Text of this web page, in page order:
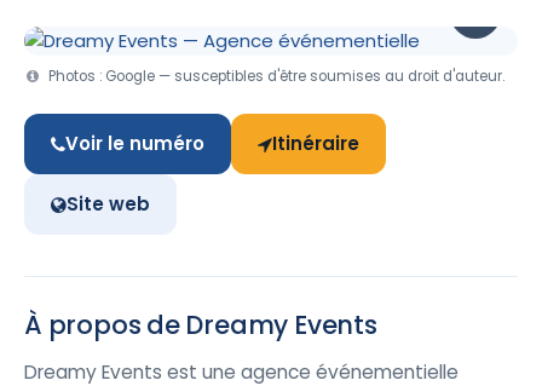
Photos : Google — susceptibles d'être soumises au droit d'auteur.
Voir le numéro Itinéraire
Site web
À propos de Dreamy Events
Dreamy Events est une agence événementielle